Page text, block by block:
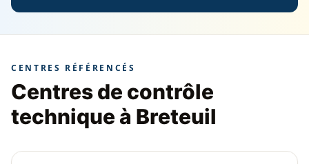
CENTRES RÉFÉRENCÉS
Centres de contrôle
technique à Breteuil